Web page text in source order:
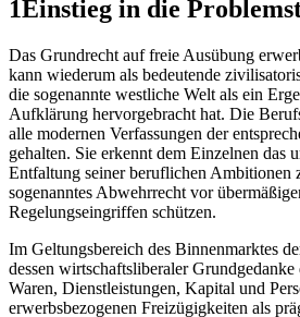
1Einstieg in die
Das Grundrecht auf freie Ausübung
kann wiederum als bedeutende
die sogenannte westliche Welt als ein
Aufklärung hervorgebracht hat. Die
alle modernen Verfassungen der
gehalten. Sie erkennt dem Einzelnen das
Entfaltung seiner beruflichen Ambitionen
sogenanntes Abwehrrecht vor
Regelungseingriffen schützen.
Im Geltungsbereich des Binnenmarktes
dessen wirtschaftsliberaler
Waren, Dienstleistungen, Kapital und
erwerbsbezogenen Freizügigkeiten als